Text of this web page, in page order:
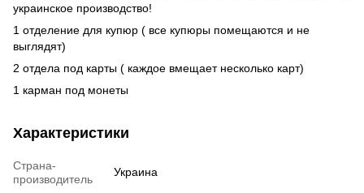
украинское производство!
1 отделение для купюр ( все купюры помещаются и не
выглядят)
2 отдела под карты ( каждое вмещает несколько карт)
1 карман под монеты
Характеристики
Страна-
производитель
Украина